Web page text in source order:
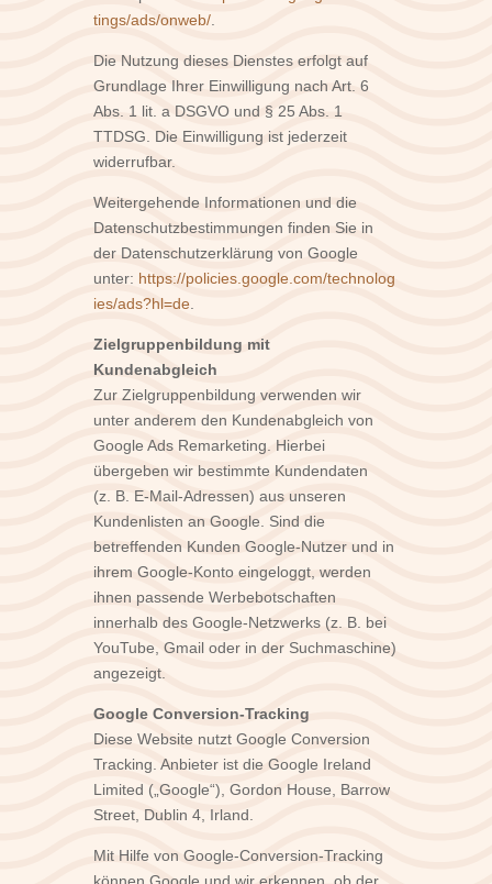
tings/ads/onweb/
Die Nutzung dieses Dienstes erfolgt auf
Grundlage Ihrer Einwilligung nach Art. 6
Abs. 1 lit. a DSGVO und § 25 Abs. 1
TTDSG. Die Einwilligung ist jederzeit
widerrufbar.
Weitergehende Informationen und die
Datenschutzbestimmungen finden Sie in
der Datenschutzerklärung von Google
unter: https://policies.google.com/technolog
ies/ads?hl=de
Zielgruppenbildung mit
Kundenabgleich
Zur Zielgruppenbildung verwenden wir
unter anderem den Kundenabgleich von
Google Ads Remarketing. Hierbei
übergeben wir bestimmte Kundendaten
(z. B. E-Mail-Adressen) aus unseren
Kundenlisten an Google. Sind die
betreffenden Kunden Google-Nutzer und in
ihrem Google-Konto eingeloggt, werden
ihnen passende Werbebotschaften
innerhalb des Google-Netzwerks (z. B. bei
YouTube, Gmail oder in der Suchmaschine)
angezeigt.
Google Conversion-Tracking
Diese Website nutzt Google Conversion
Tracking. Anbieter ist die Google Ireland
Limited („Google“), Gordon House, Barrow
Street, Dublin 4, Irland.
Mit Hilfe von Google-Conversion-Tracking
können Google und wir erkennen, ob der